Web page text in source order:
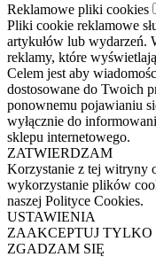
Reklamowe pliki cookies
Pliki cookie reklamowe
artykułów lub wydarzeń.
reklamy, które
Celem jest aby
dostosowane do Twoich
ponownemu pojawianiu
wyłącznie do
sklepu internetowego.
ZATWIERDZAM
Korzystanie z tej witryny
wykorzystanie plików
naszej Polityce Cookies.
USTAWIENIA
ZAAKCEPTUJ TYLKO
ZGADZAM SIĘ